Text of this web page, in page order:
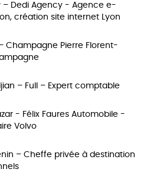
– Dedi Agency - Agence e-
création site internet Lyon
Champagne Pierre Florent-
– Full – Expert comptable
- Félix Faures Automobile -
Volvo
– Cheffe privée à destination